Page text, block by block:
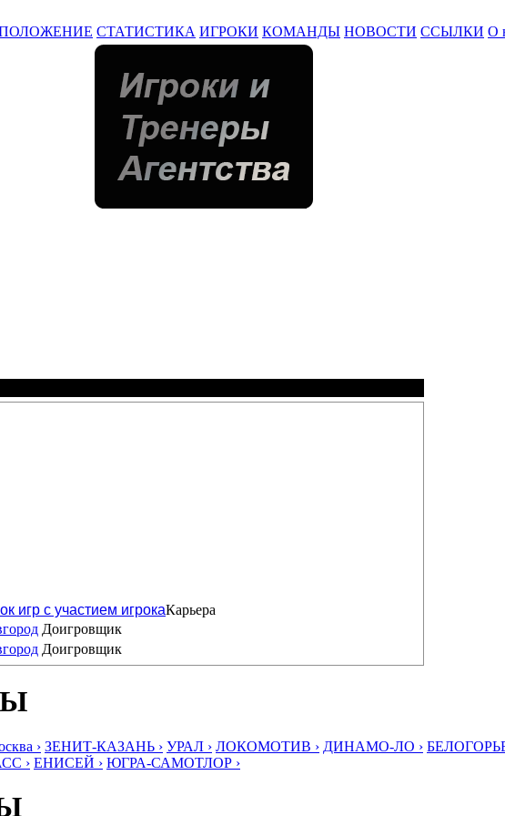
СТАТИСТИКА ИГРОКИ КОМАНДЫ НОВОСТИ ССЫЛКИ О
игр с участием игрокаКарьера
Доигровщик
Доигровщик
› ЗЕНИТ-КАЗАНЬ › УРАЛ › ЛОКОМОТИВ › ДИНАМО-ЛО ›
› ЕНИСЕЙ › ЮГРА-САМОТЛОР ›